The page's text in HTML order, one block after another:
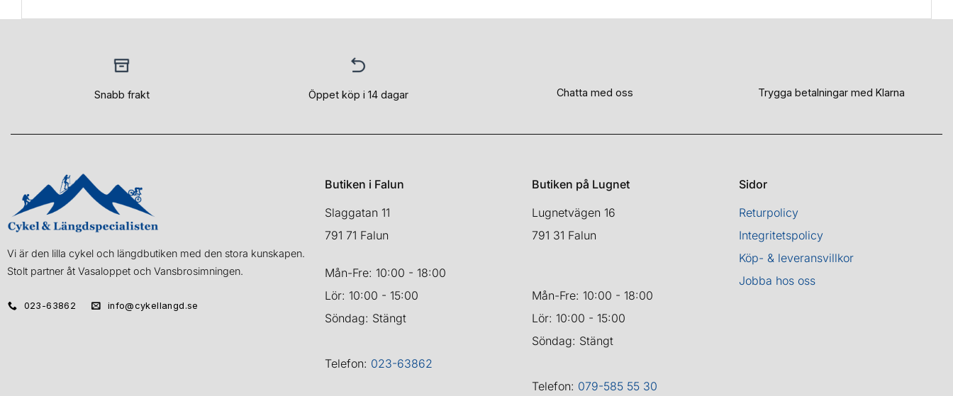
Snabb frakt Öppet köp i 14 dagar Chatta med oss Trygga betalningar med Klarna
Vi är den lilla cykel och längdbutiken med den stora kunskapen.
Stolt partner åt Vasaloppet och Vansbrosimningen.
023-63862 info@cykellangd.se
Butiken i Falun
Slaggatan 11
791 71 Falun
Mån-Fre: 10:00 - 18:00
Lör: 10:00 - 15:00
Söndag: Stängt
Telefon: 023-63862
Butiken på Lugnet
Lugnetvägen 16
791 31 Falun
Mån-Fre: 10:00 - 18:00
Lör: 10:00 - 15:00
Söndag: Stängt
Telefon: 079-585 55 30
Sidor
Returpolicy
Integritetspolicy
Köp- & leveransvillkor
Jobba hos oss